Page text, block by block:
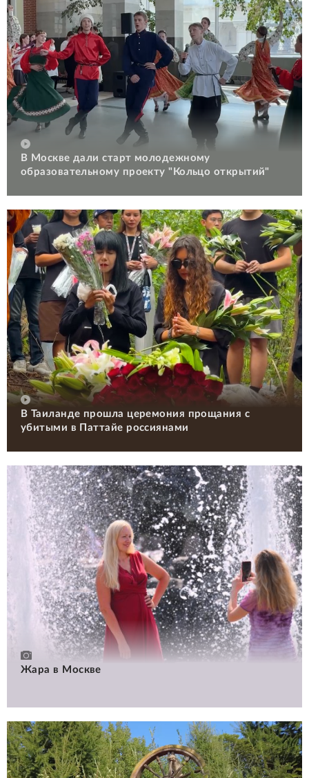
В Москве дали старт молодежному
образовательному проекту "Кольцо открытий"
В Таиланде прошла церемония прощания с
убитыми в Паттайе россиянами
Жара в Москве